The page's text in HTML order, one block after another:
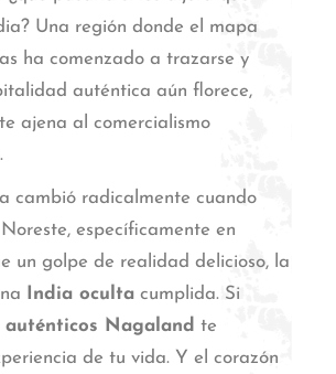
Una región donde el mapa
ha comenzado a trazarse y
auténtica aún florece,
ajena al comercialismo
cambió radicalmente cuando
específicamente en
un golpe de realidad delicioso, la
India oculta cumplida. Si
auténticos Nagaland te
de tu vida. Y el corazón